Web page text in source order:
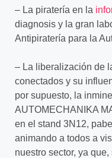
– La piratería en la
diagnosis y la gran
Antipiratería para la
– La liberalización de
conectados y su
por supuesto, la
AUTOMECHANIKA
en el stand 3N12,
animando a todos a
nuestro sector, ya